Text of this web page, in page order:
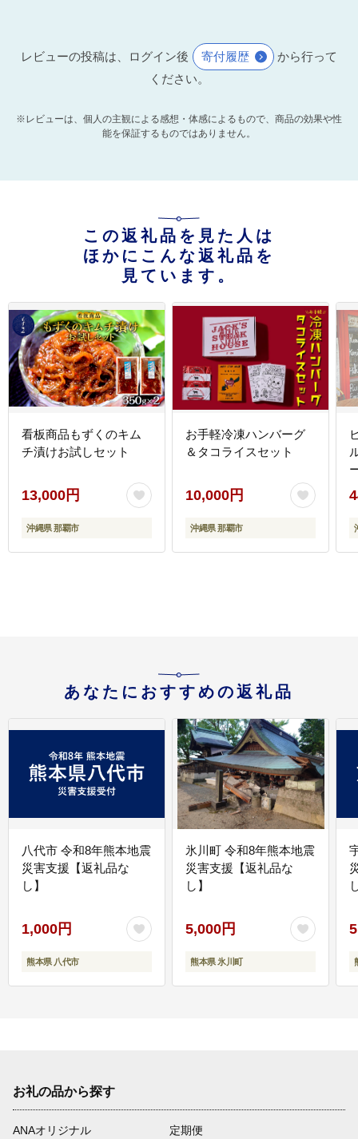
レビューの投稿は、ログイン後 寄付履歴
から行って
ください。
※レビューは、個人の主観による感想・体感によるもので、商品の効果や性
能を保証するものではありません。
この返礼品を見た人は
ほかにこんな返礼品を
見ています。
看板商品もずくのキム
チ漬けお試しセット
13,000円
沖縄県 那覇市
お手軽冷凍ハンバーグ
＆タコライスセット
10,000円
沖縄県 那覇市
あなたにおすすめの返礼品
八代市 令和8年熊本地震
災害支援【返礼品な
し】
1,000円
熊本県 八代市
氷川町 令和8年熊本地震
災害支援【返礼品な
し】
5,000円
熊本県 氷川町
お礼の品から探す
ANAオリジナル
定期便